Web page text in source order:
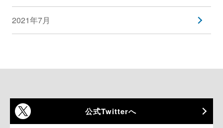
2021年7月
公式Twitterへ